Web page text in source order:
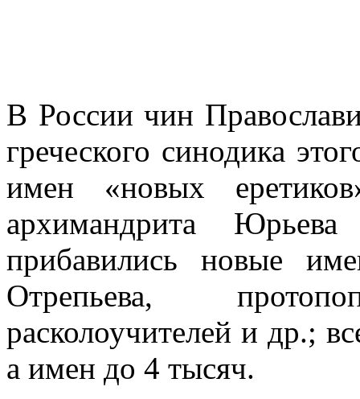
В России чин
греческого синодика
имен «новых
архимандрита
прибавились новые
Отрепьева,
расколоучителей и др.;
а имен до 4 тысяч.